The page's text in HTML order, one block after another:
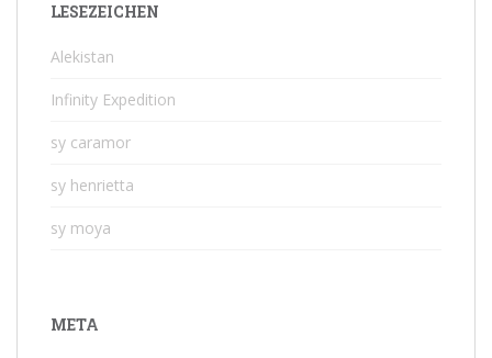
LESEZEICHEN
Alekistan
Infinity Expedition
sy caramor
sy henrietta
sy moya
META